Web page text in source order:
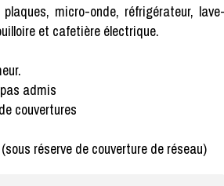
micro-onde, réfrigérateur,
et cafetière électrique.
admis
couvertures
réserve de couverture de réseau)